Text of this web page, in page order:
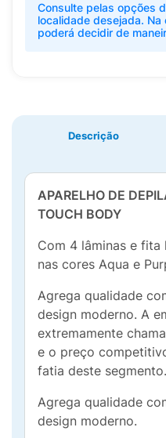
Consulte pelas opções
localidade desejada.
poderá decidir de
Descrição
APARELHO DE
TOUCH BODY
Com 4 lâminas e
nas cores Aqua e
Agrega qualidade
design moderno. A
extremamente
e o preço
fatia deste segmento.
Agrega qualidade
design moderno.